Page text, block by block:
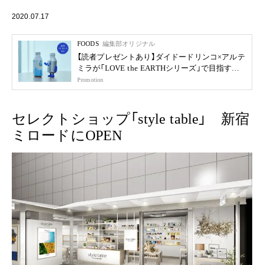
2020.07.17
FOODS 編集部オリジナル
【読者プレゼントあり】ダイドードリンコ×アルテ
ミラが「LOVE the EARTHシリーズ」で目指す未
来
Promotion
セレクトショップ「style table」 新宿
ミロードにOPEN